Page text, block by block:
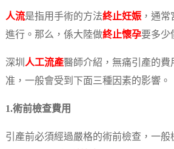
人流是指用手術的方法終止妊娠，通常
進行。那么，係大陸做終止懷孕要多少
深圳 人工流產醫師介紹，無痛引產的費
准，一般會受到下面三種因素的影響。
1.術前檢查費用
引產前必須經過嚴格的術前檢查，一般